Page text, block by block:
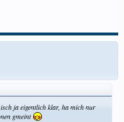
ja eigentlich klar, ha mich nur
gmeint